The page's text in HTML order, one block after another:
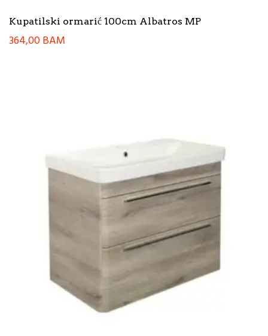
Kupatilski ormarić 100cm Albatros MP
364,00BAM